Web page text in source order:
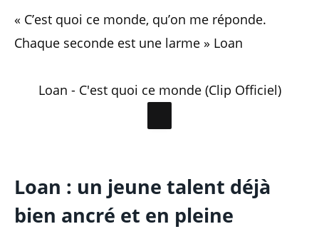
« C’est quoi ce monde, qu’on me réponde.
Chaque seconde est une larme » Loan
Loan - C'est quoi ce monde (Clip Officiel)
Loan : un jeune talent déjà
bien ancré et en pleine